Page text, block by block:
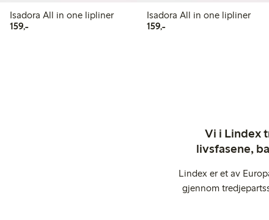
Isadora All in one lipliner
159,-159,00 kr
Isadora All in one lipliner
159,-159,00 kr
Vi i Lindex
livsfasene,
Lindex er et av
gjennom